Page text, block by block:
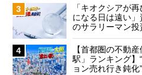
3
「キオクシアが
になる日は遠い
のサラリーマン投
4
【首都圏の不動
駅」ランキング】
ョン売れ行き鈍化